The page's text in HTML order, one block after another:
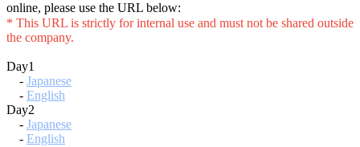
online, please use the URL below:
* This URL is strictly for internal use and must not be shared outside
the company.
Day1
- Japanese
- English
Day2
- Japanese
- English